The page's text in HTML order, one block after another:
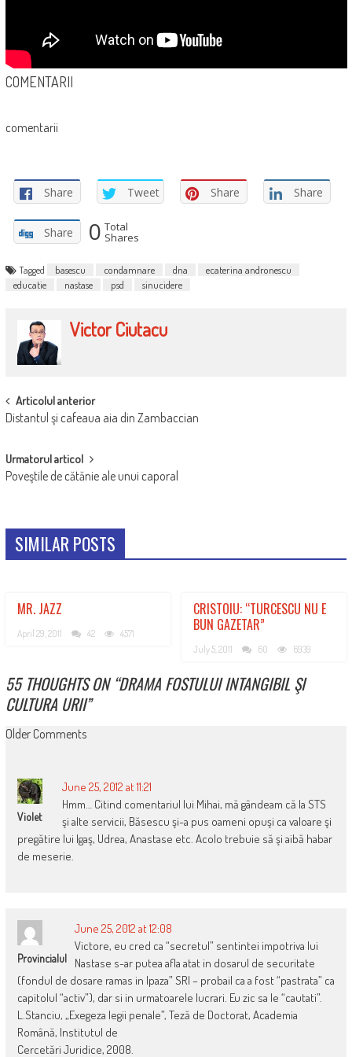
COMENTARII
comentarii
Share Tweet Share Share
Share 0 Total
Shares
Tagged basescu condamnare dna
ecaterina andronescu
educatie
nastase psd sinucidere
Victor Ciutacu
POST
NAVIGATION
Articolul anterior
Distantul şi cafeaua aia din Zambaccian
Urmatorul articol
Poveştile de cătănie ale unui caporal
SIMILAR POSTS
MR. JAZZ
April 29, 2011 42 4571
CRISTOIU: “TURCESCU NU E
BUN GAZETAR”
July 5, 2011 60 6939
55 THOUGHTS ON “DRAMA FOSTULUI INTANGIBIL ŞI
CULTURA URII”
COMMENT
Older Comments
Violet
June 25, 2012 at 11:21
Hmm… Citind comentariul lui Mihai, mă gândeam că la STS
şi alte servicii, Băsescu şi-a pus oameni opuşi ca valoare şi
pregătire lui Igaş, Udrea, Anastase etc. Acolo trebuie să şi aibă habar
de meserie.
Provincialul
June 25, 2012 at 12:08
Victore, eu cred ca “secretul” sentintei impotriva lui
Nastase s-ar putea afla atat in dosarul de securitate
(fondul de dosare ramas in |paza” SRI – probail ca a fost “pastrata” ca
capitolul “activ”), dar si in urmatoarele lucrari. Eu zic sa le “cautati”.
L.Stanciu, „Exegeza legii penale”, Teză de Doctorat, Academia
Română, Institutul de
Cercetări Juridice, 2008.